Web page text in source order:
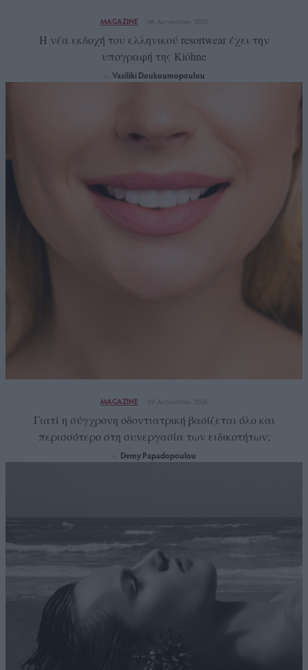
MAGAZINE 06 Αυγούστου 2026
Η νέα εκδοχή του ελληνικού resortwear έχει την
υπογραφή της Kióhne
Vasiliki Doukoumopoulou
MAGAZINE 03 Αυγούστου 2026
Γιατί η σύγχρονη οδοντιατρική βασίζεται όλο και
περισσότερο στη συνεργασία των ειδικοτήτων;
Demy Papadopoulou